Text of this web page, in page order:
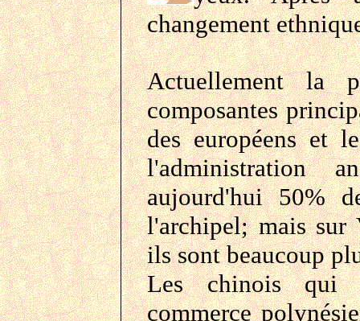
changement
Actuellement la
composantes
des européens et
l'administration
aujourd'hui 50%
l'archipel; mais sur
ils sont beaucoup
Les chinois qui
commerce